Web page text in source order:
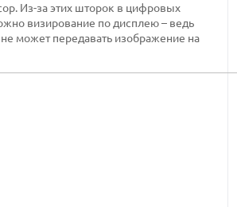
Из-за этих шторок в цифровых
визирование по дисплею – ведь
может передавать изображение на